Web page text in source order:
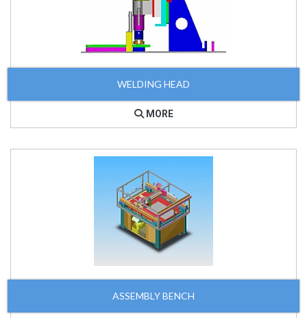
WELDING HEAD
MORE
ASSEMBLY BENCH